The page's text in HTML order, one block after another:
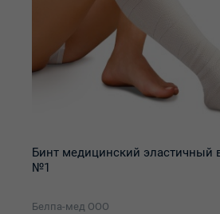
Бинт медицинский эластичный
№1
Белпа-мед ООО